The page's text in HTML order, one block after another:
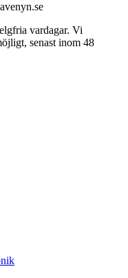
vardagar. Vi
senast inom 48